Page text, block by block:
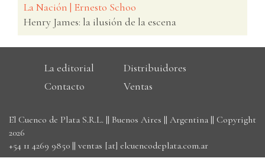
La Nación | Ernesto Schoo
Henry James: la ilusión de la escena
La editorial
Distribuidores
Contacto
Ventas
El Cuenco de Plata S.R.L. || Buenos Aires || Argentina || Copyright
2026
+54 11 4269 9850 || ventas [at] elcuencodeplata.com.ar